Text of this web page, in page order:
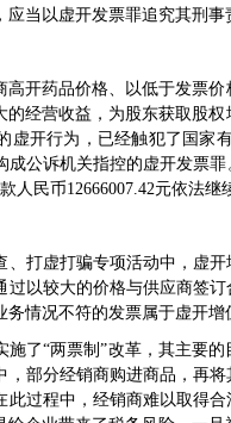
应当以虚开发票罪追究其刑事
药品价格、以低于发票价
的经营收益，为股东获取股
虚开行为，已经触犯了国家
成公诉机关指控的虚开发票
人民币12666007.42元依法继
打虚打骗专项活动中，虚开
过以较大的价格与供应商签
务情况不符的发票属于虚开增
“两票制”改革，其主要的
，部分经销商购进商品，再
此过程中，经销商难以取得